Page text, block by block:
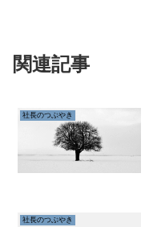
関連記事
社長のつぶやき
社長のつぶやき